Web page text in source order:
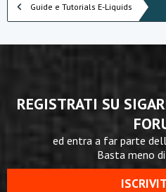
Guide e Tutorials E-Liquids
REGISTRATI SU
ed entra a far parte
Basta meno